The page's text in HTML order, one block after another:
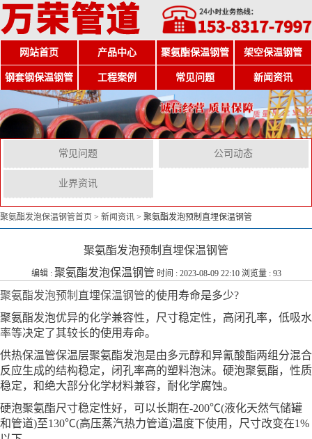
网站首页 产品中心 聚氨酯保温钢管 架空保温钢管
钢套钢保温钢管 工程案例 常见问题 新闻资讯
常见问题 公司动态
业界资讯
聚氨酯发泡保温钢管首页 > 新闻资讯 > 聚氨酯发泡预制直埋保温钢管
聚氨酯发泡预制直埋保温钢管
编辑 : 聚氨酯发泡保温钢管 时间 : 2023-08-09 22:10 浏览量 : 93
聚氨酯发泡预制直埋保温钢管的使用寿命是多少?
聚氨酯发泡优异的化学兼容性，尺寸稳定性，高闭孔率，低吸水
率等决定了其较长的使用寿命。
供热保温管保温层聚氨酯发泡是由多元醇和异氰酸酯两组分混合
反应生成的结构稳定，闭孔率高的塑料泡沫。硬泡聚氨酯，性质
稳定，和绝大部分化学材料兼容，耐化学腐蚀。
硬泡聚氨酯尺寸稳定性好，可以长期在-200℃(液化天然气储罐
和管道)至130℃(高压蒸汽热力管道)温度下使用，尺寸改变在1%